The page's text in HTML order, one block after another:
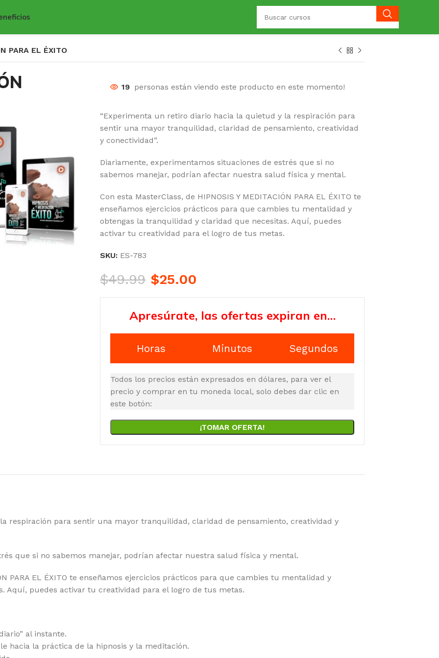
PARA EL ÉXITO
19 personas están viendo este producto en este momento!
“Experimenta un retiro diario hacia la quietud y la respiración para
sentir una mayor tranquilidad, claridad de pensamiento, creatividad
y conectividad”.
Diariamente, experimentamos situaciones de estrés que si no
sabemos manejar, podrían afectar nuestra salud física y mental.
Con esta MasterClass, de HIPNOSIS Y MEDITACIÓN PARA EL ÉXITO te
enseñamos ejercicios prácticos para que cambies tu mentalidad y
obtengas la tranquilidad y claridad que necesitas. Aquí, puedes
activar tu creatividad para el logro de tus metas.
SKU: ES-783
$49.99 $25.00
Apresúrate, las ofertas expiran en…
Horas Minutos Segundos
Todos los precios están expresados en dólares, para ver el
precio y comprar en tu moneda local, solo debes dar clic en
este botón:
¡TOMAR OFERTA!
respiración para sentir una mayor tranquilidad, claridad de pensamiento, creatividad y
que si no sabemos manejar, podrían afectar nuestra salud física y mental.
PARA EL ÉXITO te enseñamos ejercicios prácticos para que cambies tu mentalidad y
Aquí, puedes activar tu creatividad para el logro de tus metas.
al instante.
hacia la práctica de la hipnosis y la meditación.